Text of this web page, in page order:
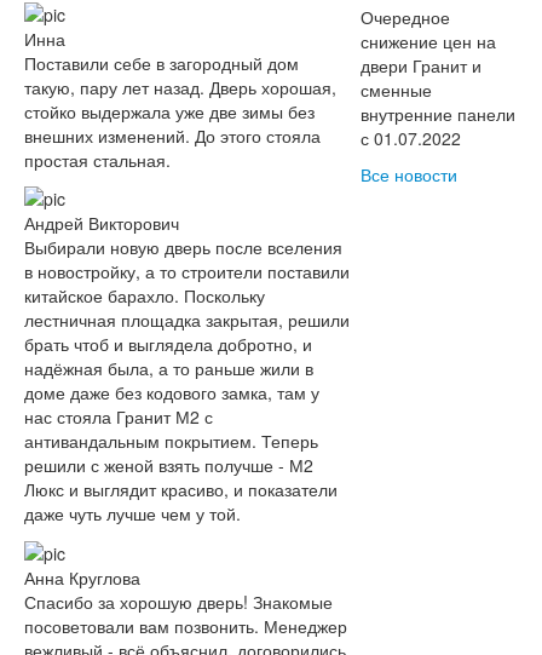
Инна
Поставили себе в загородный дом
такую, пару лет назад. Дверь хорошая,
стойко выдержала уже две зимы без
внешних изменений. До этого стояла
простая стальная.
Андрей Викторович
Выбирали новую дверь после вселения
в новостройку, а то строители поставили
китайское барахло. Поскольку
лестничная площадка закрытая, решили
брать чтоб и выглядела добротно, и
надёжная была, а то раньше жили в
доме даже без кодового замка, там у
нас стояла Гранит М2 с
антивандальным покрытием. Теперь
решили с женой взять получше - М2
Люкс и выглядит красиво, и показатели
даже чуть лучше чем у той.
Анна Круглова
Спасибо за хорошую дверь! Знакомые
посоветовали вам позвонить. Менеджер
вежливый - всё объяснил, договорились
Очередное
снижение цен на
двери Гранит и
сменные
внутренние панели
с 01.07.2022
Все новости